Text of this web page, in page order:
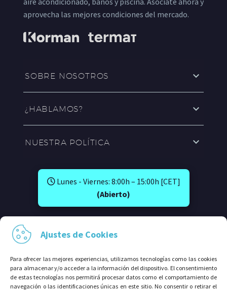
Ajustes de Cookies
Para ofrecer las mejores experiencias, utilizamos tecnologías como las cookies
para almacenar y/o acceder a la información del dispositivo. El consentimiento
de estas tecnologías nos permitirá procesar datos como el comportamiento de
navegación o las identificaciones únicas en este sitio. No consentir o retirar el
aprovecha las mejores condiciones del mercado.
SOBRE NOSOTROS
¿HABLAMOS?
NUESTRA POLÍTICA
Lunes - Viernes: 8:00h – 15:00h [CET]
(Abierto)